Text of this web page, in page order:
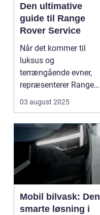
Den ultimative
guide til Range
Rover Service
Når det kommer til
luksus og
terrængående evner,
repræsenterer Range
Rover n...
03 august 2025
Mobil bilvask: Den
smarte løsning i